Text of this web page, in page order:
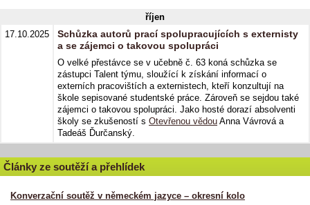
říjen
17.10.2025
Schůzka autorů prací spolupracujících s externisty
a se zájemci o takovou spolupráci
O velké přestávce se v učebně č. 63 koná schůzka se
zástupci Talent týmu, sloužící k získání informací o
externích pracovištích a externistech, kteří konzultují na
škole sepisované studentské práce. Zároveň se sejdou také
zájemci o takovou spolupráci. Jako hosté dorazí absolventi
školy se zkušeností s Otevřenou vědou Anna Vávrová a
Tadeáš Ďurčanský.
Články ze soutěží a přehlídek
Konverzační soutěž v německém jazyce – okresní kolo